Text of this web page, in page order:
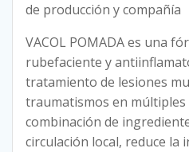
de producción y compañía
VACOL POMADA es una
rubefaciente y
tratamiento de lesiones
traumatismos en múltiples
combinación de
circulación local, reduce la